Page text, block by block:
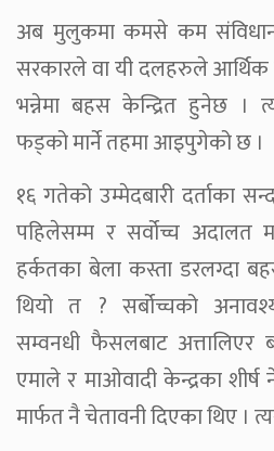
अब मुलुकमा कमसे कम
सरकारले वा यी दलहरुले आर्थिक
भन्नेमा बहस केन्द्रित हुनेछ
फड्को मार्ने तहमा आइपुगेको छ ।
१६ गतेको उम्मेदबारी दर्ताका
पहिलेसम्म र सर्वोच्च अदालत
हर्कतका बेला कस्ता डरलग्दा
थियो त ? सर्बोच्चको
सम्वनधी फैसलबाट
एमाले र माओवादी केन्द्रका
मार्फत नै चेतावनी दिएका थिए ।